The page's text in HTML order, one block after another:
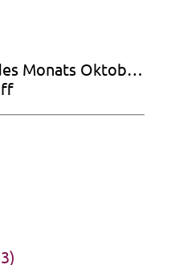
Monats Oktober